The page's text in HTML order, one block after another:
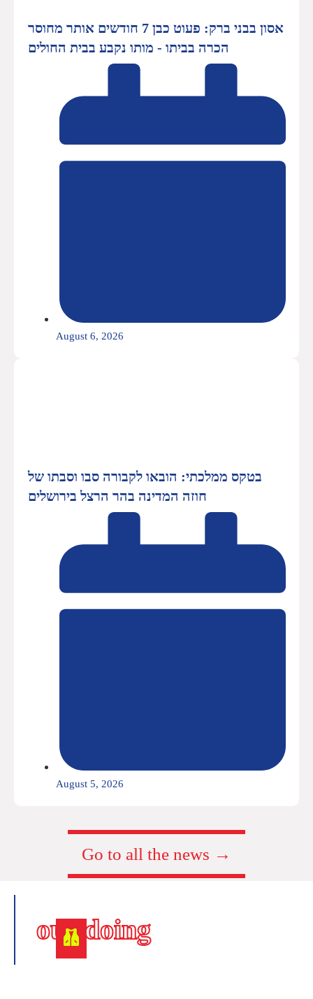
אסון בבני ברק: פעוט כבן 7 חודשים אותר מחוסר
הכרה בביתו - מותו נקבע בבית החולים
August 6, 2026
בטקס ממלכתי: הובאו לקבורה סבו וסבתו של
חוזה המדינה בהר הרצל בירושלים
August 5, 2026
Go to all the news →
our doing